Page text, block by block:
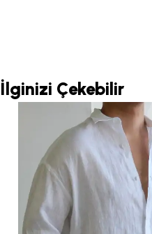
İlginizi Çekebilir